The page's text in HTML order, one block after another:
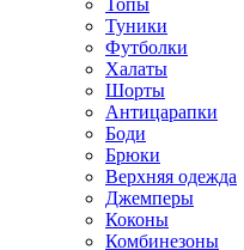
Туники
Футболки
Халаты
Шорты
Антицарапки
Боди
Брюки
Верхняя одежда
Джемперы
Коконы
Комбинезоны